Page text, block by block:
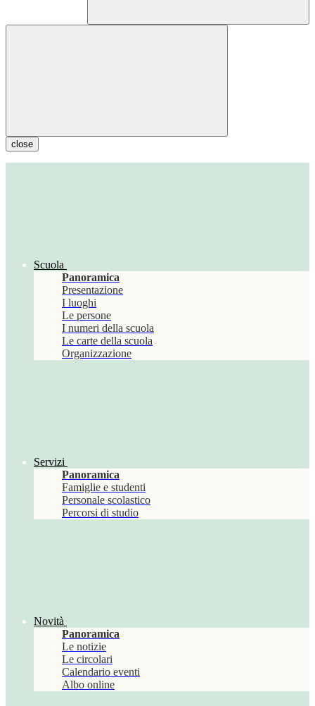
close
Scuola
Panoramica
Presentazione
I luoghi
Le persone
I numeri della scuola
Le carte della scuola
Organizzazione
Servizi
Panoramica
Famiglie e studenti
Personale scolastico
Percorsi di studio
Novità
Panoramica
Le notizie
Le circolari
Calendario eventi
Albo online